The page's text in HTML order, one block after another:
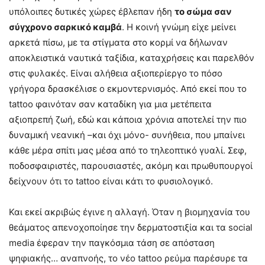
υπόλοιπες δυτικές χώρες έβλεπαν ήδη το σώμα σαν
σύγχρονο σαρκικό καμβά. Η κοινή γνώμη είχε μείνει
αρκετά πίσω, με τα στίγματα στο κορμί να δήλωναν
αποκλειστικά ναυτικά ταξίδια, καταχρήσεις και παρελθόν
στις φυλακές. Είναι αλήθεια αξιοπερίεργο το πόσο
γρήγορα δρασκέλισε ο εκμοντερνισμός. Από εκεί που το
tattoo φαινόταν σαν καταδίκη για μια μετέπειτα
αξιοπρεπή ζωή, εδώ και κάποια χρόνια αποτελεί την πιο
δυναμική νεανική –και όχι μόνο- συνήθεια, που μπαίνει
κάθε μέρα σπίτι μας μέσα από το τηλεοπτικό γυαλί. Σεφ,
ποδοσφαιριστές, παρουσιαστές, ακόμη και πρωθυπουργοί
δείχνουν ότι το tattoo είναι κάτι το φυσιολογικό.
Και εκεί ακριβώς έγινε η αλλαγή. Όταν η βιομηχανία του
θεάματος απενοχοποίησε την δερματοστιξία και τα social
media έφεραν την παγκόσμια τάση σε απόσταση
ψηφιακής… αναπνοής, το νέο tattoo ρεύμα παρέσυρε τα